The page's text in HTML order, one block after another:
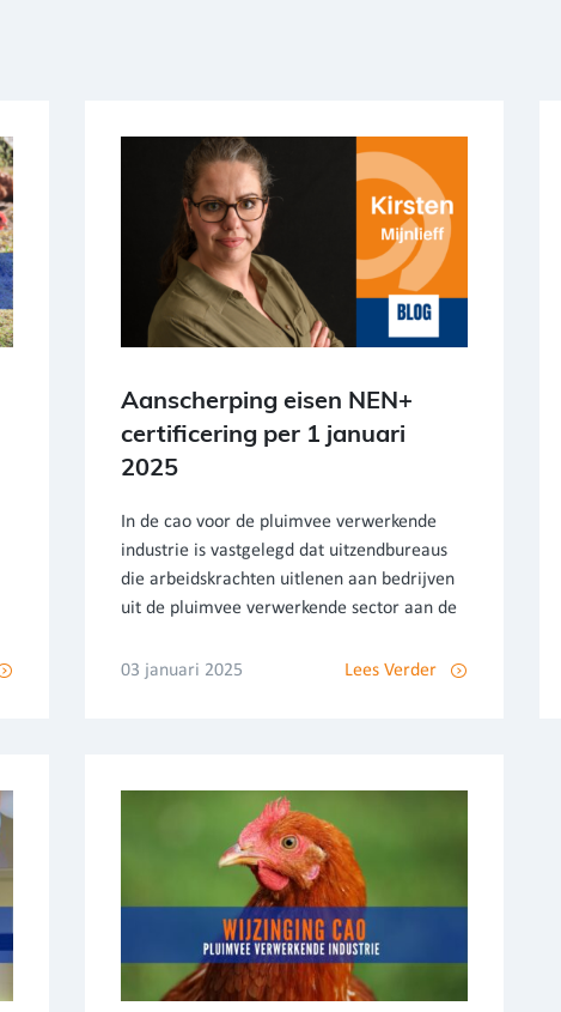
Aanscherping eisen NEN+
certificering per 1 januari
2025
In de cao voor de pluimvee verwerkende
industrie is vastgelegd dat uitzendbureaus
die arbeidskrachten uitlenen aan bedrijven
uit de pluimvee verwerkende sector aan de
03 januari 2025 Lees Verder